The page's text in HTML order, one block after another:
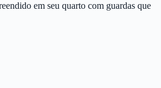
em seu quarto com guardas que